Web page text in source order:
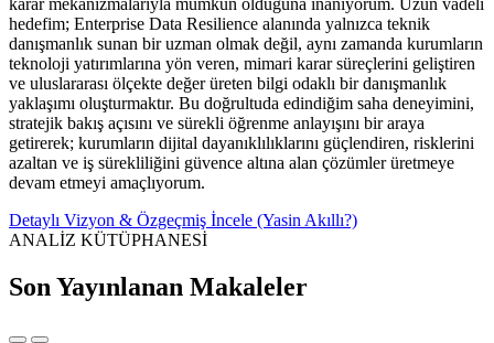
karar mekanizmalarıyla mümkün olduğuna inanıyorum. Uzun vadeli
hedefim; Enterprise Data Resilience alanında yalnızca teknik
danışmanlık sunan bir uzman olmak değil, aynı zamanda kurumların
teknoloji yatırımlarına yön veren, mimari karar süreçlerini geliştiren
ve uluslararası ölçekte değer üreten bilgi odaklı bir danışmanlık
yaklaşımı oluşturmaktır. Bu doğrultuda edindiğim saha deneyimini,
stratejik bakış açısını ve sürekli öğrenme anlayışını bir araya
getirerek; kurumların dijital dayanıklılıklarını güçlendiren, risklerini
azaltan ve iş sürekliliğini güvence altına alan çözümler üretmeye
devam etmeyi amaçlıyorum.
Detaylı Vizyon & Özgeçmiş İncele (Yasin Akıllı?)
ANALİZ KÜTÜPHANESİ
Son Yayınlanan Makaleler